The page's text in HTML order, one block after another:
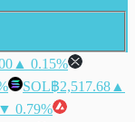
▲ 0.15%
SOL฿2,517.68 ▲
▼ 0.79%